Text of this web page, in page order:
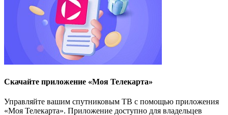
Скачайте приложение «Моя Телекарта»
Управляйте вашим спутниковым ТВ с помощью приложения
«Моя Телекарта». Приложение доступно для владельцев